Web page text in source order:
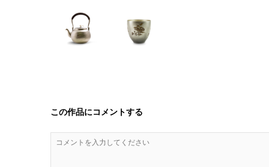
この作品にコメントする